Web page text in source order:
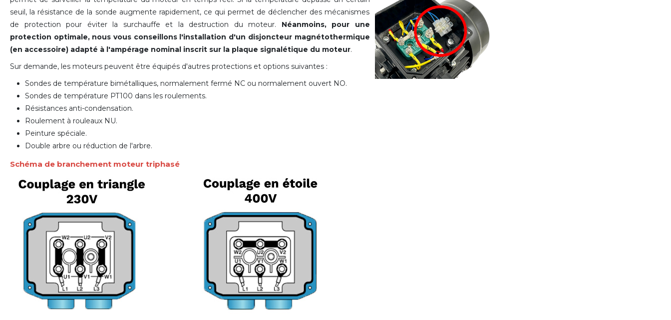
seuil, la résistance de la sonde augmente rapidement, ce qui permet de déclencher des mécanismes
de protection pour éviter la surchauffe et la destruction du moteur. Néanmoins, pour une
protection optimale, nous vous conseillons l'installation d'un disjoncteur magnétothermique
(en accessoire) adapté à l'ampérage nominal inscrit sur la plaque signalétique du moteur.
Sur demande, les moteurs peuvent être équipés d'autres protections et options suivantes :
Sondes de température bimétalliques, normalement fermé NC ou normalement ouvert NO.
Sondes de température PT100 dans les roulements.
Résistances anti-condensation.
Roulement à rouleaux NU.
Peinture spéciale.
Double arbre ou réduction de l'arbre.
Schéma de branchement moteur triphasé